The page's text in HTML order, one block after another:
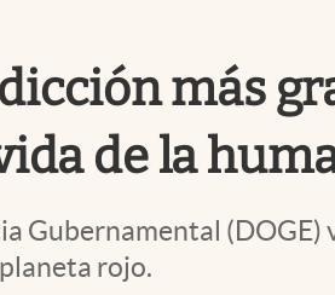
más
de la
Gubernamental
rojo.